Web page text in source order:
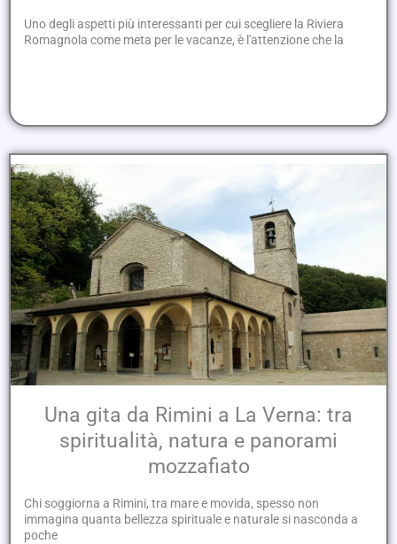
Uno degli aspetti più interessanti per cui scegliere la Riviera
Romagnola come meta per le vacanze, è l'attenzione che la
Una gita da Rimini a La Verna: tra
spiritualità, natura e panorami
mozzafiato
Chi soggiorna a Rimini, tra mare e movida, spesso non
immagina quanta bellezza spirituale e naturale si nasconda a
poche